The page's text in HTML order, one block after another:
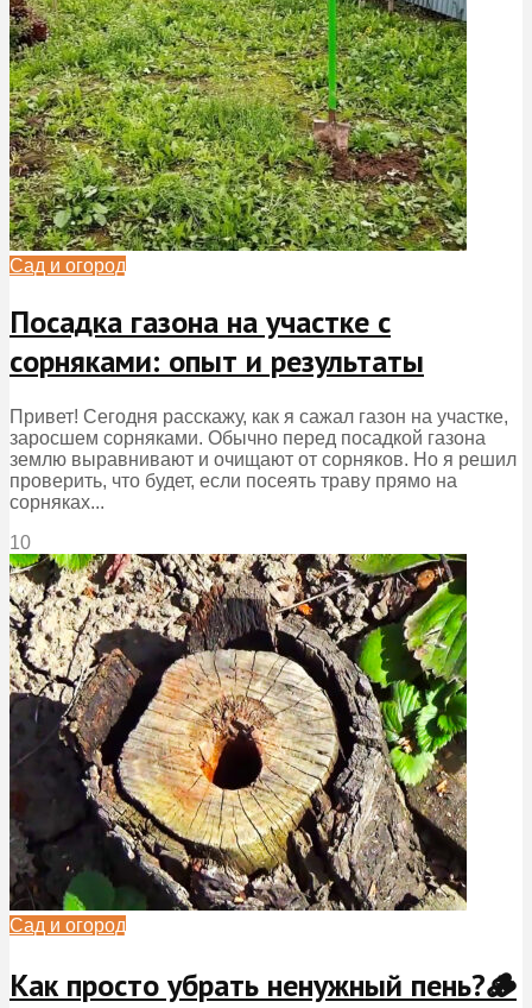
Сад и огород
Посадка газона на участке с
сорняками: опыт и результаты
Привет! Сегодня расскажу, как я сажал газон на участке,
заросшем сорняками. Обычно перед посадкой газона
землю выравнивают и очищают от сорняков. Но я решил
проверить, что будет, если посеять траву прямо на
сорняках...
10
Сад и огород
Как просто убрать ненужный пень?🪵